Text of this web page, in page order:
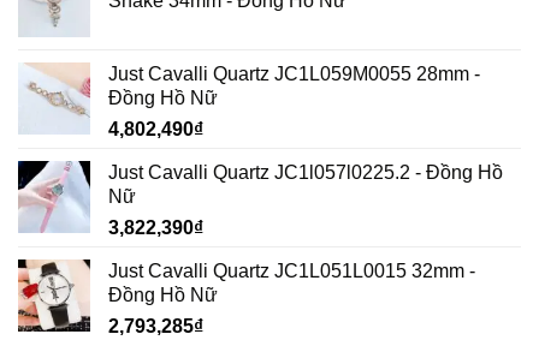
Just Cavalli Quartz JC1L059M0055 28mm -
Đồng Hồ Nữ
4,802,490₫
Just Cavalli Quartz JC1l057l0225.2 - Đồng Hồ
Nữ
3,822,390₫
Just Cavalli Quartz JC1L051L0015 32mm -
Đồng Hồ Nữ
2,793,285₫